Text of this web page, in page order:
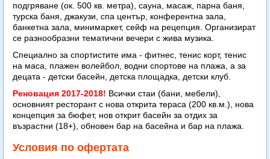
подгряване (ок. 500 кв. метра), сауна, масаж, парна баня,
турска баня, джакузи, спа център, конферентна зала,
банкетна зала, минимаркет, сейф на рецепция. Организират
се разнообразни тематични вечери с жива музика.
Специално за спортистите има - фитнес, тенис корт, тенис
на маса, плажен волейбол, водни спортове на плажа, а за
децата - детски басейн, детска площадка, детски клуб.
Реновация 2017-2018! Всички стаи (бани, мебели),
основният ресторант с нова открита тераса (200 кв.м.), нова
концепция за бюфет, нов открит басейн за отдих за
възрастни (18+), обновен бар на басейна и бар на плажа.
Условия по офертата